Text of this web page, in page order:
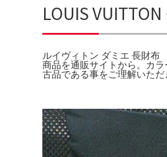
LOUIS
ルイヴィトン ダミエ 長財布
商品を通販サイトから。カラ
古品である事をご理解いた